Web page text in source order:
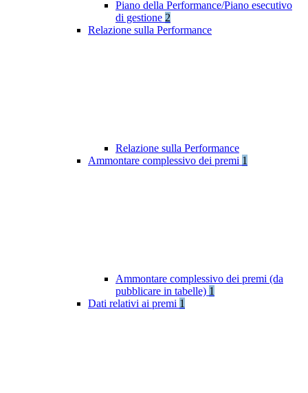
Piano della Performance/Piano esecutivo
di gestione 2
Relazione sulla Performance
Relazione sulla Performance
Ammontare complessivo dei premi 1
Ammontare complessivo dei premi (da
pubblicare in tabelle) 1
Dati relativi ai premi 1